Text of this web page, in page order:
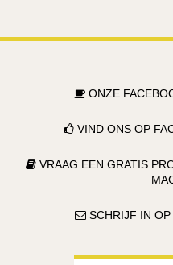
ONZE
VIND ONS OP
VRAAG EEN GRATIS
SCHRIJF IN